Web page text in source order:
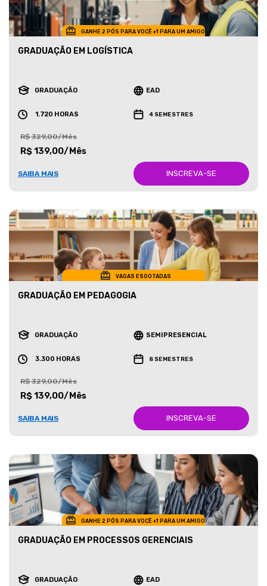
GANHE 2 PÓS PARA VOCÊ +1 PARA UM AMIGO
GRADUAÇÃO EM LOGÍSTICA
GRADUAÇÃO EAD
1.720 HORAS 4 SEMESTRES
R$ 329,00/Mês
R$ 139,00/Mês
SAIBA MAIS INSCREVA-SE
VAGAS ESGOTADAS
GRADUAÇÃO EM PEDAGOGIA
GRADUAÇÃO SEMIPRESENCIAL
3.300 HORAS 8 SEMESTRES
R$ 329,00/Mês
R$ 139,00/Mês
SAIBA MAIS INSCREVA-SE
GANHE 2 PÓS PARA VOCÊ +1 PARA UM AMIGO
GRADUAÇÃO EM PROCESSOS GERENCIAIS
GRADUAÇÃO EAD